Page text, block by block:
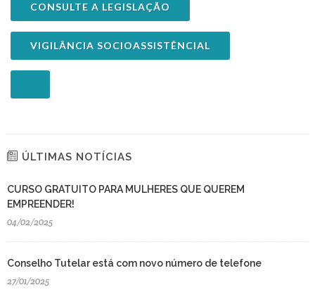
CONSULTE A LEGISLAÇÃO
VIGILÂNCIA SOCIOASSISTÊNCIAL
ÚLTIMAS NOTÍCIAS
CURSO GRATUITO PARA MULHERES QUE QUEREM
EMPREENDER!
04/02/2025
Conselho Tutelar está com novo número de telefone
27/01/2025